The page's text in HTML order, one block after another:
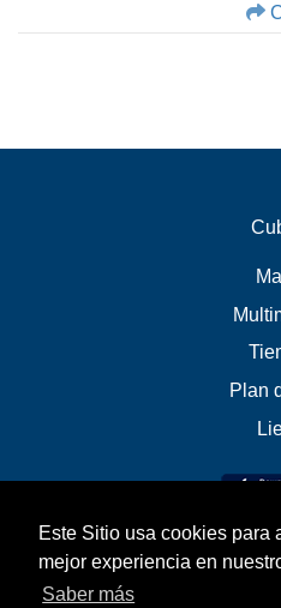
Este Sitio usa cookies para
mejor experiencia en
Saber más
Plan